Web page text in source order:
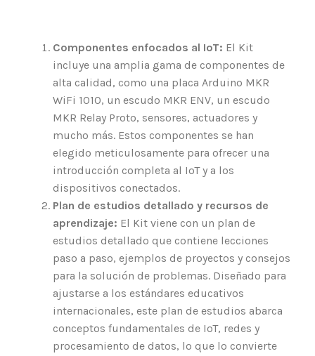
Componentes enfocados al IoT: El Kit
incluye una amplia gama de componentes de
alta calidad, como una placa Arduino MKR
WiFi 1010, un escudo MKR ENV, un escudo
MKR Relay Proto, sensores, actuadores y
mucho más. Estos componentes se han
elegido meticulosamente para ofrecer una
introducción completa al IoT y a los
dispositivos conectados.
Plan de estudios detallado y recursos de
aprendizaje: El Kit viene con un plan de
estudios detallado que contiene lecciones
paso a paso, ejemplos de proyectos y consejos
para la solución de problemas. Diseñado para
ajustarse a los estándares educativos
internacionales, este plan de estudios abarca
conceptos fundamentales de IoT, redes y
procesamiento de datos, lo que lo convierte